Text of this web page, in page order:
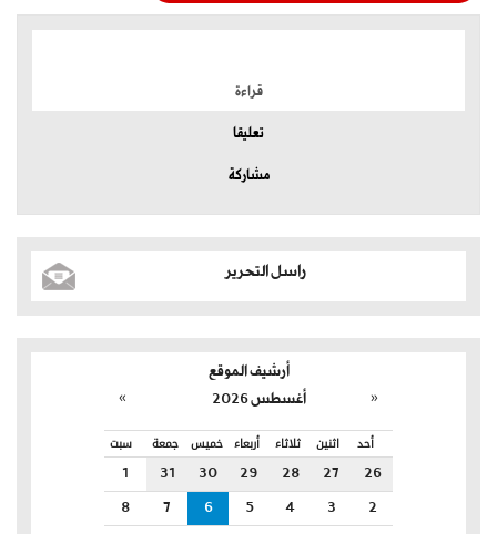
قراءة
تعليقا
مشاركة
راسل التحرير
أرشيف الموقع
«
» أغسطس 2026
أحد اثنين ثلاثاء أربعاء خميس جمعة سبت
26
27
28
29
30
31
1
2
3
4
5
6
7
8